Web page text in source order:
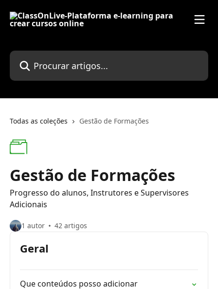
Procurar artigos...
Todas as coleções Gestão de Formações
Gestão de Formações
Progresso do alunos, Instrutores e Supervisores
Adicionais
1 autor 42 artigos
Geral
Que conteúdos posso adicionar